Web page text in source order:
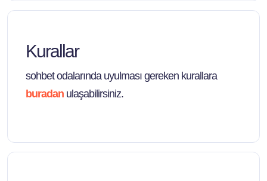
Kurallar
sohbet odalarında uyulması gereken kurallara
buradan ulaşabilirsiniz.